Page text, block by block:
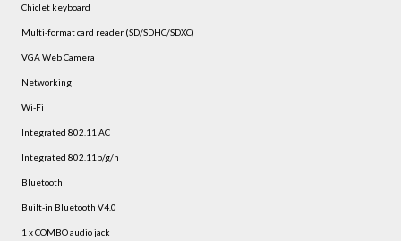
Chiclet keyboard
Multi-format card reader (SD/SDHC/SDXC)
VGA Web Camera
Networking
Wi-Fi
Integrated 802.11 AC
Integrated 802.11b/g/n
Bluetooth
Built-in Bluetooth V4.0
1 x COMBO audio jack